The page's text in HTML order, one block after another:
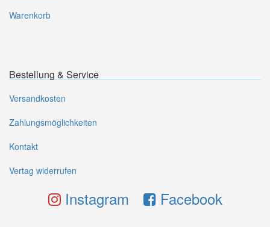
Warenkorb
Bestellung & Service
Versandkosten
Zahlungsmöglichkeiten
Kontakt
Vertag widerrufen
Instagram Facebook